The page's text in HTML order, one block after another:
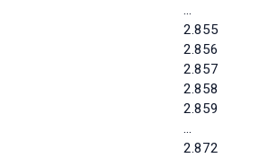
…
2.855
2.856
2.857
2.858
2.859
…
2.872